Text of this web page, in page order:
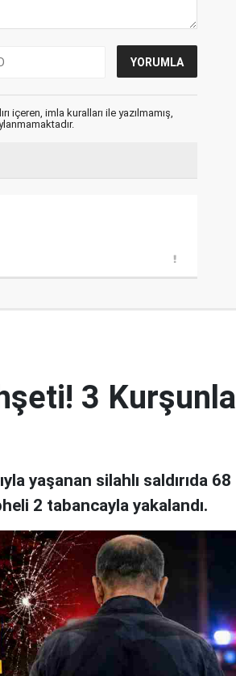
içeren, imla kuralları ile yazılmamış,
3 Kurşunla
yaşanan silahlı saldırıda 68
2 tabancayla yakalandı.